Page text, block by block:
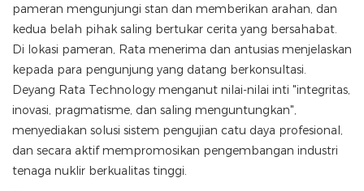
pameran mengunjungi stan dan memberikan arahan, dan
kedua belah pihak saling bertukar cerita yang bersahabat.
Di lokasi pameran, Rata menerima dan antusias menjelaskan
kepada para pengunjung yang datang berkonsultasi.
Deyang Rata Technology menganut nilai-nilai inti "integritas,
inovasi, pragmatisme, dan saling menguntungkan",
menyediakan solusi sistem pengujian catu daya profesional,
dan secara aktif mempromosikan pengembangan industri
tenaga nuklir berkualitas tinggi.